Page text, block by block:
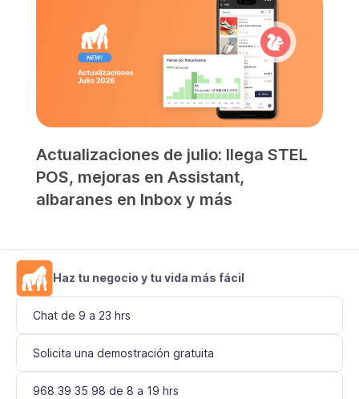
Actualizaciones de julio: llega STEL
POS, mejoras en Assistant,
albaranes en Inbox y más
Haz tu negocio y tu vida más fácil
Chat de 9 a 23 hrs
Solicita una demostración gratuita
968 39 35 98 de 8 a 19 hrs